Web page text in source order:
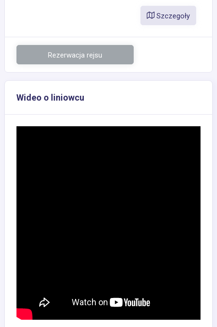
Szczegoły
Rezerwacja rejsu
Wideo o liniowcu